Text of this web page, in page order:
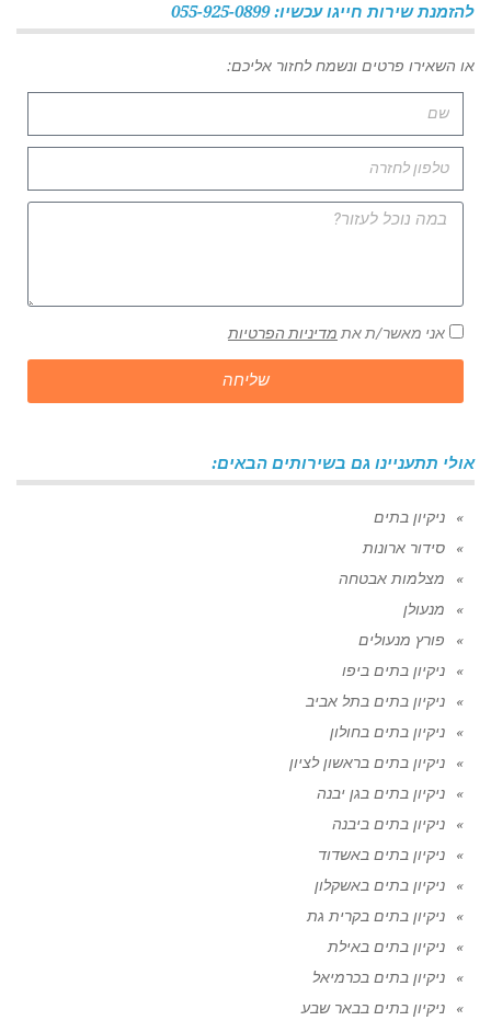
להזמנת שירות חייגו עכשיו: 055-925-0899
או השאירו פרטים ונשמח לחזור אליכם:
אני מאשר/ת את מדיניות הפרטיות
שליחה
אולי תתעניינו גם בשירותים הבאים:
ניקיון בתים
סידור ארונות
מצלמות אבטחה
מנעולן
פורץ מנעולים
ניקיון בתים ביפו
ניקיון בתים בתל אביב
ניקיון בתים בחולון
ניקיון בתים בראשון לציון
ניקיון בתים בגן יבנה
ניקיון בתים ביבנה
ניקיון בתים באשדוד
ניקיון בתים באשקלון
ניקיון בתים בקרית גת
ניקיון בתים באילת
ניקיון בתים בכרמיאל
ניקיון בתים בבאר שבע